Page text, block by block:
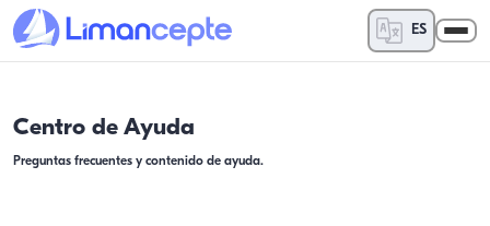
ES
Centro de Ayuda
Preguntas frecuentes y contenido de ayuda.